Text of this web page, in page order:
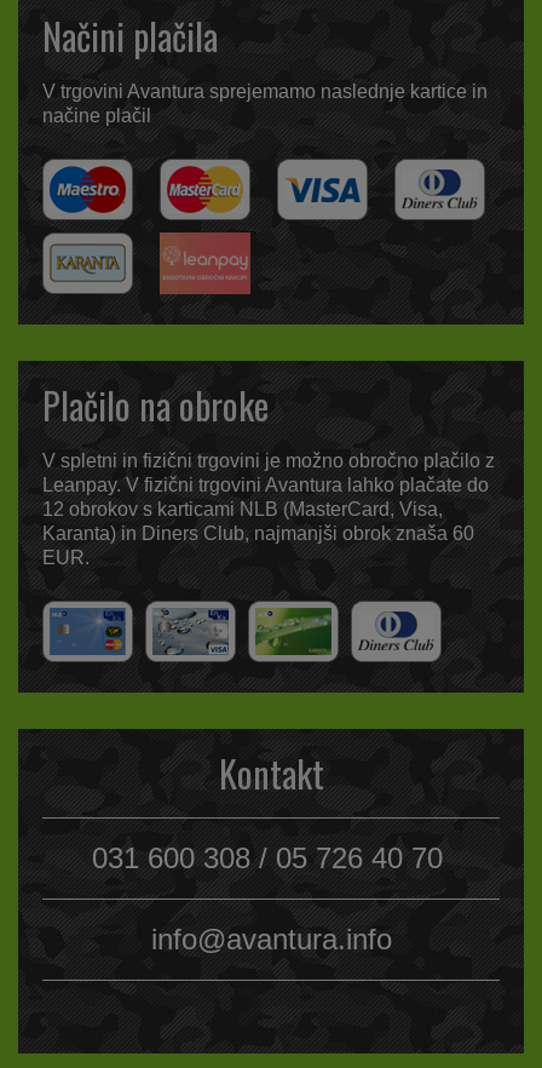
Načini plačila
V trgovini Avantura sprejemamo naslednje kartice in
načine plačil
Plačilo na obroke
V spletni in fizični trgovini je možno obročno plačilo z
Leanpay. V fizični trgovini Avantura lahko plačate do
12 obrokov s karticami NLB (MasterCard, Visa,
Karanta) in Diners Club, najmanjši obrok znaša 60
EUR.
Kontakt
031 600 308 / 05 726 40 70
info@avantura.info